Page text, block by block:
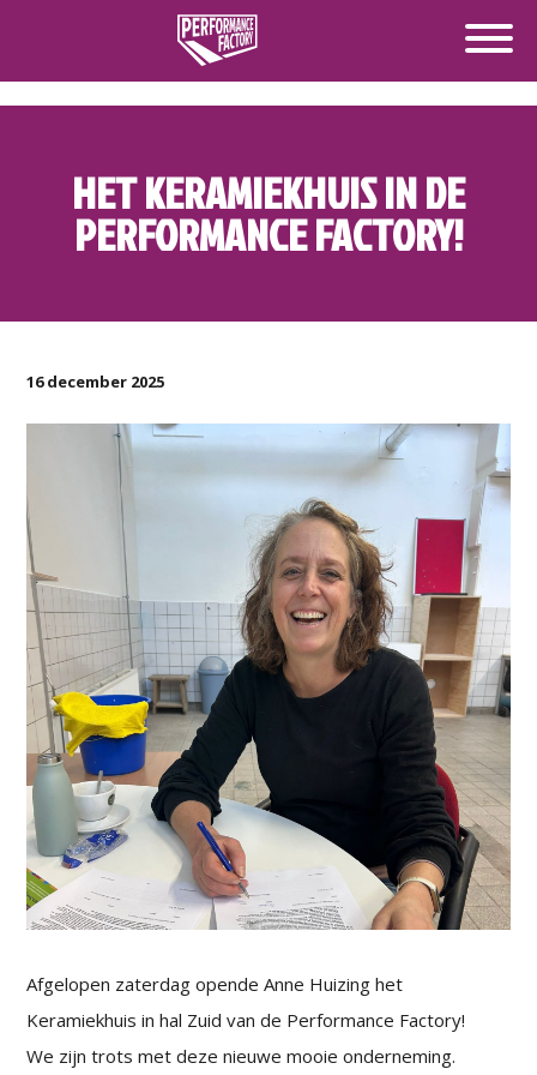
HET KERAMIEKHUIS IN DE
PERFORMANCE FACTORY!
16 december 2025
Afgelopen zaterdag opende Anne Huizing het
Keramiekhuis in hal Zuid van de Performance Factory!
We zijn trots met deze nieuwe mooie onderneming.